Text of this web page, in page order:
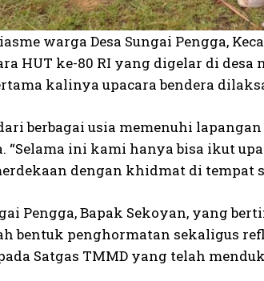
warga Desa Sungai Pengga,
HUT ke-80 RI yang digelar di
kalinya upacara bendera
berbagai usia memenuhi
“Selama ini kami hanya bisa ikut
dengan khidmat di tempat
Pengga, Bapak Sekoyan, yang
bentuk penghormatan sekaligus
Satgas TMMD yang telah